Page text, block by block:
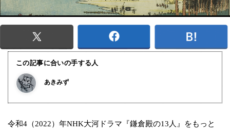
この記事に合いの手する人
あきみず
令和4（2022）年NHK大河ドラマ『鎌倉殿の13人』をもっと